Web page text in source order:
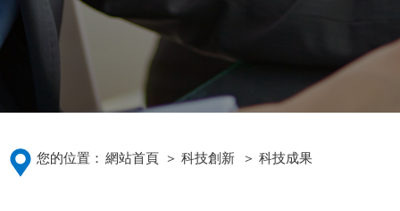
您的位置： 網站首頁 ＞ 科技創新 ＞ 科技成果